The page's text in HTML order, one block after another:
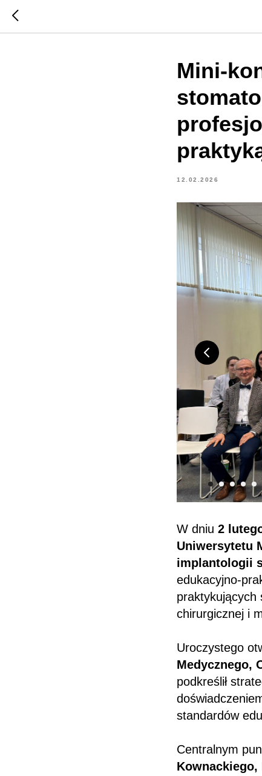
Mini-
12.02.2026
W dniu 2
Uniwersytetu
implantologii
edukacyjno-
praktykujących
chirurgicznej i
Uroczystego
Medycznego,
podkreślił
standardów
Centralnym
Kownackiego,